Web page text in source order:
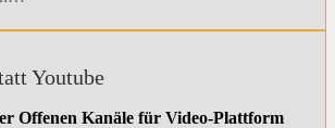
Youtube
Offenen Kanäle für Video-Plattform